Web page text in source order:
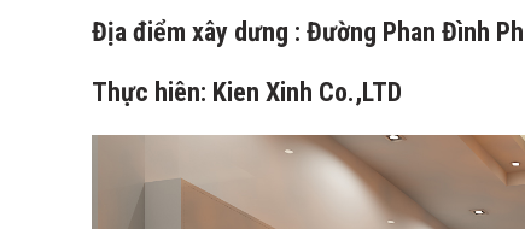
Địa điểm xây dưng : Đường Phan Đình
Thực hiên: Kien Xinh Co.,LTD